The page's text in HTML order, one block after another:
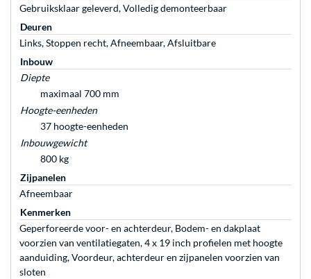
Gebruiksklaar geleverd, Volledig demonteerbaar
Deuren
Links, Stoppen recht, Afneembaar, Afsluitbare
Inbouw
Diepte
maximaal 700 mm
Hoogte-eenheden
37 hoogte-eenheden
Inbouwgewicht
800 kg
Zijpanelen
Afneembaar
Kenmerken
Geperforeerde voor- en achterdeur, Bodem- en dakplaat
voorzien van ventilatiegaten, 4 x 19 inch profielen met hoogte
aanduiding, Voordeur, achterdeur en zijpanelen voorzien van
sloten